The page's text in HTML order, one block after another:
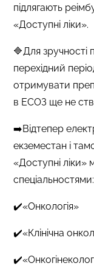
підлягають
«Доступні ліки».
🔷Для зручності
перехідний
отримувати
в ЕСОЗ ще не
➡️Відтепер
екземестан і
«Доступні ліки»
спеціальностями:
✔️«Онкологія»
✔️«Клінічна